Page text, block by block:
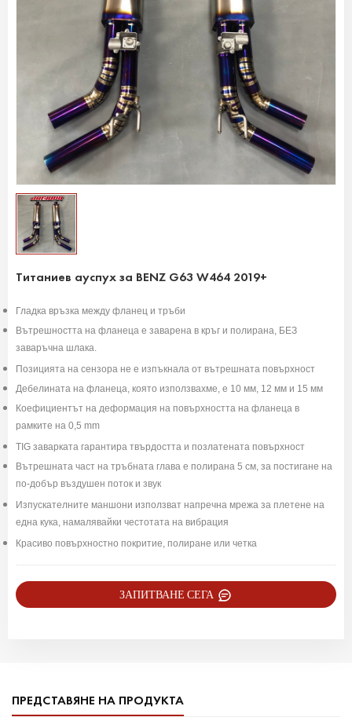
Титаниев ауспух за BENZ G63 W464 2019+
Гладка връзка между фланец и тръби
Вътрешността на фланеца е заварена в кръг и полирана, БЕЗ
заваръчна шлака.
Позицията на сензора не е изпъкнала от вътрешната повърхност
Дебелината на фланеца, която използвахме, е 10 мм, 12 мм и 15 мм
Коефициентът на деформация на повърхността на фланеца в
рамките на 0,5 mm
TIG заварката гарантира твърдостта и позлатената повърхност
Вътрешната част на тръбната глава е полирана 5 см, за постигане на
по-добър въздушен поток и звук
Изпускателните маншони използват напречна мрежа за плетене на
една кука, намалявайки честотата на вибрация
Красиво повърхностно покритие, полиране или четка
ЗАПИТВАНЕ СЕГА
ПРЕДСТАВЯНЕ НА ПРОДУКТА